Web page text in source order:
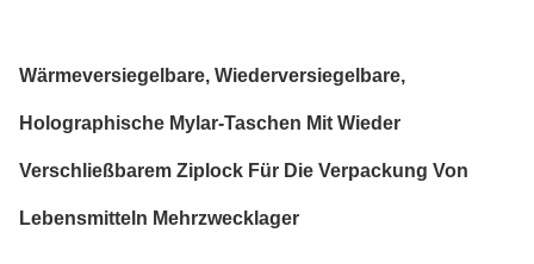
Wärmeversiegelbare, Wiederversiegelbare,
Holographische Mylar-Taschen Mit Wieder
Verschließbarem Ziplock Für Die Verpackung Von
Lebensmitteln Mehrzwecklager